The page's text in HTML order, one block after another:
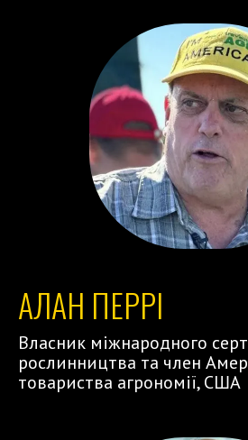
АЛАН ПЕРРІ
Власник міжнародного
рослинництва та член
товариства агрономії, США